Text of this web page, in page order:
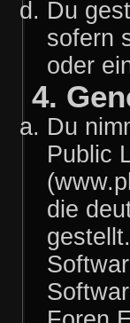
Du
sofern
oder
4.
Du
Public
die